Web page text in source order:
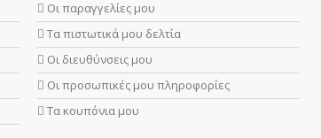
Οι παραγγελίες μου
Τα πιστωτικά μου δελτία
Οι διευθύνσεις μου
Οι προσωπικές μου πληροφορίες
Τα κουπόνια μου